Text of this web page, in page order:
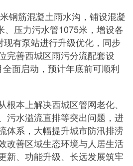
筋混凝土雨水沟，铺设混凝
、压力污水管1075米，增设各
有泵站进行升级优化，同步
完善西城区雨污分流配套设
面启动，预计年底前可顺利
本上解决西城区管网老化、
污水溢流直排等突出问题，进
体系，大幅提升城市防汛排涝
改善区域生态环境与人居生活
新、功能升级、长远发展筑牢